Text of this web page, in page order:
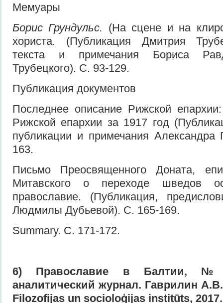
Мемуары
Борис Грундульс. (На сцене и на
хориста. (Публикация Дмитрия
текста и примечания Бориса
Трубецкого). С. 93-129.
Публикация документов
Последнее описание Рижской
Рижской епархии за 1917 год
публикации и примечания Александра
163.
Письмо Преосвященного Доната,
Митавского о переходе шведов
православие. (Публикация,
Людмилы Дубьевой). С. 165-169.
Summary. С. 171-172.
6) Православие в Балтии, №
аналитический журнал. Гаврилин
Filozofijas un socioloģijas institūts,